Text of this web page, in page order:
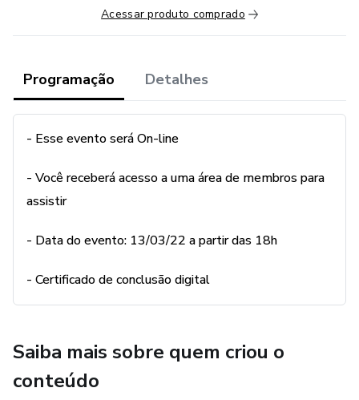
Acessar produto comprado
Programação Detalhes
- Esse evento será On-line
- Você receberá acesso a uma área de membros para
assistir
- Data do evento: 13/03/22 a partir das 18h
- Certificado de conclusão digital
Saiba mais sobre quem criou o
conteúdo